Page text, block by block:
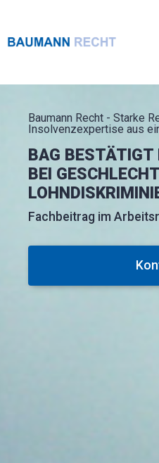
Baumann Recht - Starke
Insolvenzexpertise aus
BAG BESTÄTIGT
BEI
Fachbeitrag im